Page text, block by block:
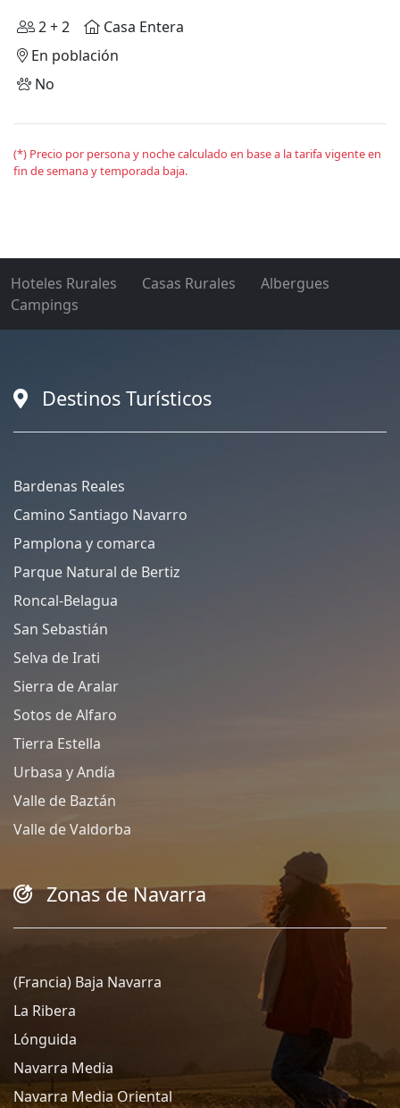
2 + 2
Casa Entera
En población
No
(*) Precio por persona y noche calculado en base a la tarifa vigente en
fin de semana y temporada baja.
Hoteles Rurales Casas Rurales
Albergues
Campings
Destinos Turísticos
Bardenas Reales
Camino Santiago Navarro
Pamplona y comarca
Parque Natural de Bertiz
Roncal-Belagua
San Sebastián
Selva de Irati
Sierra de Aralar
Sotos de Alfaro
Tierra Estella
Urbasa y Andía
Valle de Baztán
Valle de Valdorba
Zonas de Navarra
(Francia) Baja Navarra
La Ribera
Lónguida
Navarra Media
Navarra Media Oriental